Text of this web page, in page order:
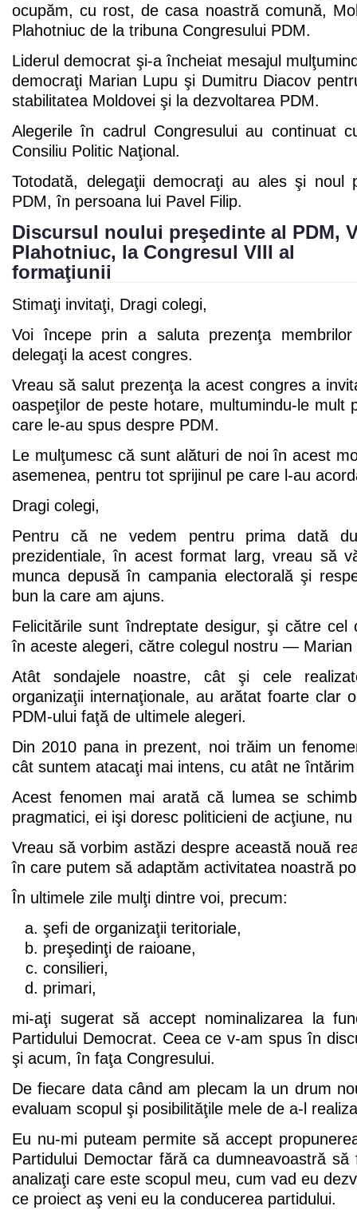
ocupăm, cu rost, de casa noastră comună,
Plahotniuc de la tribuna Congresului PDM.
Liderul democrat şi-a încheiat mesajul
democraţi Marian Lupu şi Dumitru Diacov
stabilitatea Moldovei şi la dezvoltarea PDM.
Alegerile în cadrul Congresului au continuat
Consiliu Politic Naţional.
Totodată, delegaţii democraţi au ales şi noul
PDM, în persoana lui Pavel Filip.
Discursul noului preşedinte al PDM,
Plahotniuc, la Congresul VIII al
formaţiunii
Stimaţi invitaţi, Dragi colegi,
Voi începe prin a saluta prezenţa membrilor
delegaţi la acest congres.
Vreau să salut prezenţa la acest congres a
oaspeţilor de peste hotare, multumindu-le mult
care le-au spus despre PDM.
Le mulţumesc că sunt alături de noi în acest
asemenea, pentru tot sprijinul pe care l-au
Dragi colegi,
Pentru că ne vedem pentru prima dată
prezidentiale, în acest format larg, vreau să
munca depusă în campania electorală şi
bun la care am ajuns.
Felicitările sunt îndreptate desigur, şi către cel
în aceste alegeri, către colegul nostru — Marian
Atât sondajele noastre, cât şi cele
organizaţii internaţionale, au arătat foarte clar
PDM-ului faţă de ultimele alegeri.
Din 2010 pana in prezent, noi trăim un
cât suntem atacaţi mai intens, cu atât ne
Acest fenomen mai arată că lumea se
pragmatici, ei işi doresc politicieni de acţiune,
Vreau să vorbim astăzi despre această nouă
în care putem să adaptăm activitatea noastră
În ultimele zile mulţi dintre voi, precum:
şefi de organizaţii teritoriale,
preşedinţi de raioane,
consilieri,
primari,
mi-aţi sugerat să accept nominalizarea la
Partidului Democrat. Ceea ce v-am spus în
şi acum, în faţa Congresului.
De fiecare data când am plecam la un drum
evaluam scopul şi posibilităţile mele de a-l
Eu nu-mi puteam permite să accept
Partidului Democtar fără ca dumneavoastră
analizaţi care este scopul meu, cum vad eu
ce proiect aş veni eu la conducerea partidului.